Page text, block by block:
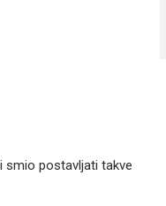
smio postavljati takve